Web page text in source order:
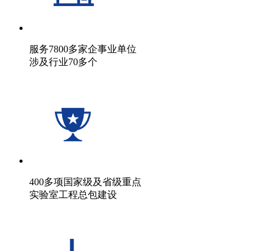
服务7800多家企事业单位
涉及行业70多个
400多项国家级及省级重点
实验室工程总包建设